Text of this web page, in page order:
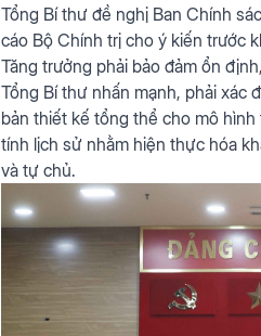
Tổng Bí thư đề nghị Ban Chính
cáo Bộ Chính trị cho ý kiến trước
Tăng trưởng phải bảo đảm ổn
Tổng Bí thư nhấn mạnh, phải xác
bản thiết kế tổng thể cho mô
tính lịch sử nhằm hiện thực hóa
và tự chủ.